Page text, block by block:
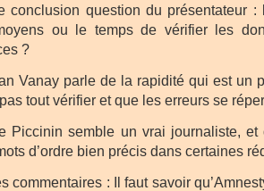
conclusion question du présentateur :
ou le temps de vérifier les
?
Vanay parle de la rapidité qui est un
tout vérifier et que les erreurs se
Piccinin semble un vrai journaliste,
d’ordre bien précis dans certaines
commentaires : Il faut savoir